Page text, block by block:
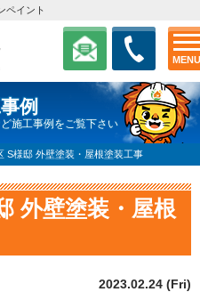
MENU
ペイント
例
施工事例をご覧下さい
S様邸 外壁塗装・屋根塗装工事
外壁塗装・屋根
2023.02.24 (Fri)